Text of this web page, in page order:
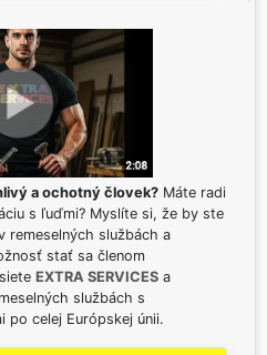
a ochotný človek? Máte radi
s ľuďmi? Myslíte si, že by ste
remeselných službách a
stať sa členom
EXTRA SERVICES a
službách s
po celej Európskej únii.